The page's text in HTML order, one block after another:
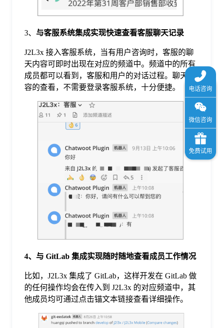
3、 与客服系统集成实现快速查看客服聊天记录
J2L3x 接入客服系统，当有用户咨询时，客服的聊
天内容可即时出现在对应的频道中。频道中的所有
成员都可以看到，客服和用户的对话过程。聊天内
容的查看，不需要登录客服系统，十分便捷。
4、 与 GitLab 集成实现随时随地查看成员工作情况
比如，J2L3x 集成了 GitLab，这样开发在 GitLab 做
的任何操作均会在传入到 J2L3x 的对应频道中，其
他成员均可通过点击锚文本链接查看详细操作。